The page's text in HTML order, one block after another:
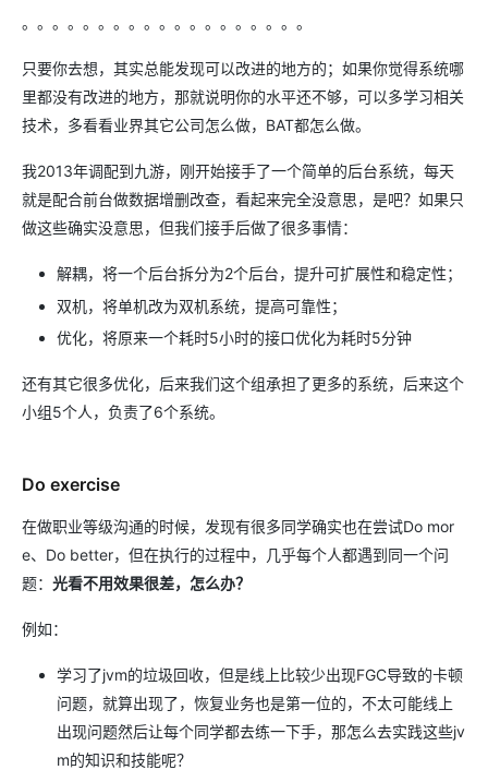
。。。。。。。。。。。。。。。。。。。
只要你去想，其实总能发现可以改进的地方的；如果你觉得系统哪
里都没有改进的地方，那就说明你的水平还不够，可以多学习相关
技术，多看看业界其它公司怎么做，BAT都怎么做。
我2013年调配到九游，刚开始接手了一个简单的后台系统，每天
就是配合前台做数据增删改查，看起来完全没意思，是吧？如果只
做这些确实没意思，但我们接手后做了很多事情：
解耦，将一个后台拆分为2个后台，提升可扩展性和稳定性；
双机，将单机改为双机系统，提高可靠性；
优化，将原来一个耗时5小时的接口优化为耗时5分钟
还有其它很多优化，后来我们这个组承担了更多的系统，后来这个
小组5个人，负责了6个系统。
Do exercise
在做职业等级沟通的时候，发现有很多同学确实也在尝试Do mor
e、Do better，但在执行的过程中，几乎每个人都遇到同一个问
题： 光看不用效果很差，怎么办？
例如：
学习了jvm的垃圾回收，但是线上比较少出现FGC导致的卡顿
问题，就算出现了，恢复业务也是第一位的，不太可能线上
出现问题然后让每个同学都去练一下手，那怎么去实践这些jv
m的知识和技能呢？